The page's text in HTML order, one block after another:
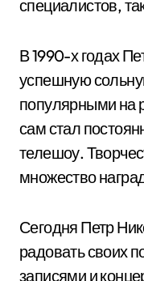
специалистов,
В 1990-х годах
успешную
популярными на
сам стал
телешоу.
множество
Сегодня Петр
радовать своих
записями и